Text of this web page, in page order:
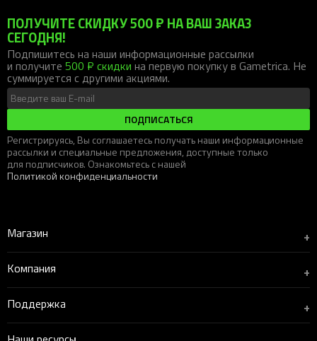
ПОЛУЧИТЕ СКИДКУ 500 ₽ НА ВАШ ЗАКАЗ
СЕГОДНЯ!
Подпишитесь на наши информационные рассылки
и получите 500 ₽ скидки на первую покупку в Gametrica. Не
суммируется с другими акциями.
ПОДПИСАТЬСЯ
Регистрируясь, Вы соглашаетесь получать наши информационные
рассылки и специальные предложения, доступные только
для подписчиков. Ознакомьтесь с нашей
Политикой конфиденциальности
Магазин +
Компания +
Поддержка +